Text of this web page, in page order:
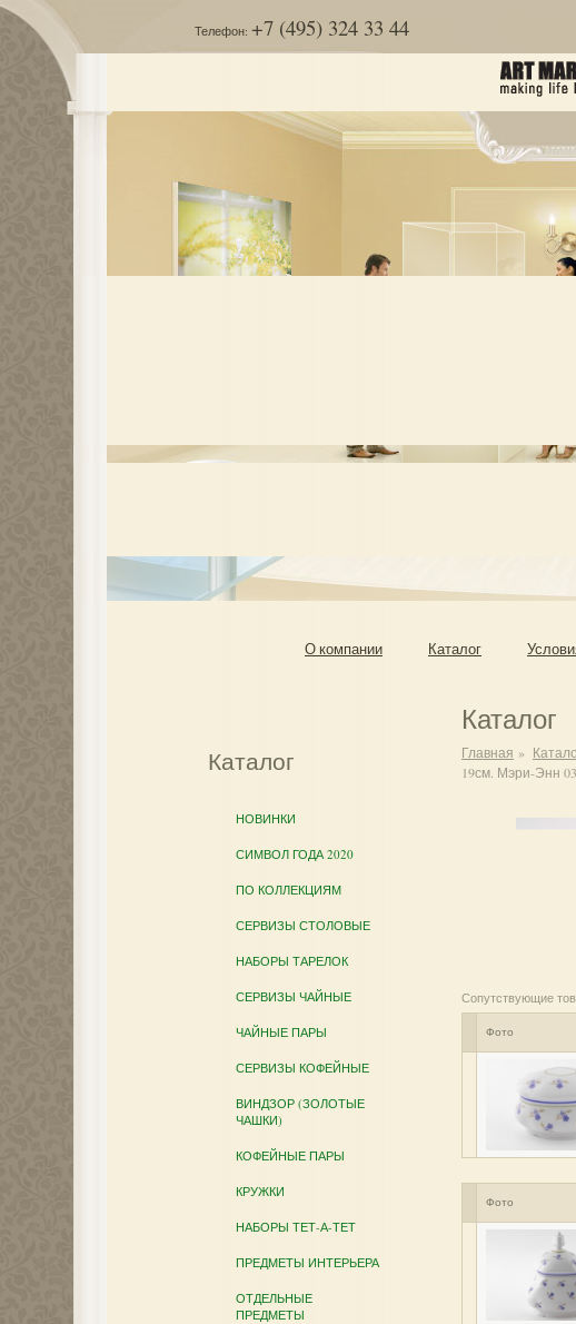
Телефон: +7 (495) 324 33 44
О компании Каталог
Каталог
НОВИНКИ
СИМВОЛ ГОДА 2020
ПО КОЛЛЕКЦИЯМ
СЕРВИЗЫ СТОЛОВЫЕ
НАБОРЫ ТАРЕЛОК
СЕРВИЗЫ ЧАЙНЫЕ
ЧАЙНЫЕ ПАРЫ
СЕРВИЗЫ КОФЕЙНЫЕ
ВИНДЗОР (ЗОЛОТЫЕ
ЧАШКИ)
КОФЕЙНЫЕ ПАРЫ
КРУЖКИ
НАБОРЫ ТЕТ-А-ТЕТ
ПРЕДМЕТЫ ИНТЕРЬЕРА
ОТДЕЛЬНЫЕ
ПРЕДМЕТЫ
Каталог
Главная »
19см. Мэри-Энн
Сопутствующие
Фото
Фото